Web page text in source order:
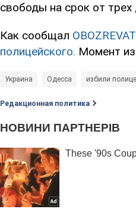
свободы на срок от
Как сообщал
полицейского. Момент
Украина Одесса избили
Редакционная политика